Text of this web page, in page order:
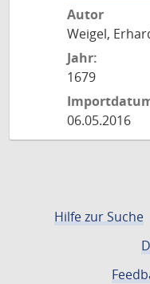
Autor
Weigel,
Jahr:
1679
06.05.2016
Hilfe zur Suche